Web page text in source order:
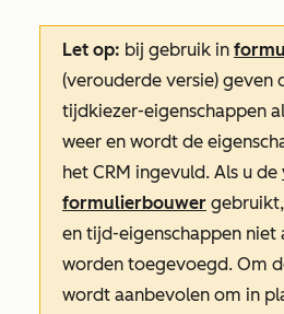
Let op: bij gebruik in
(verouderde versie) geven
tijdkiezer-eigenschappen
weer en wordt de
het CRM ingevuld. Als u de
formulierbouwer
en tijd-eigenschappen niet
worden toegevoegd. Om
wordt aanbevolen om in